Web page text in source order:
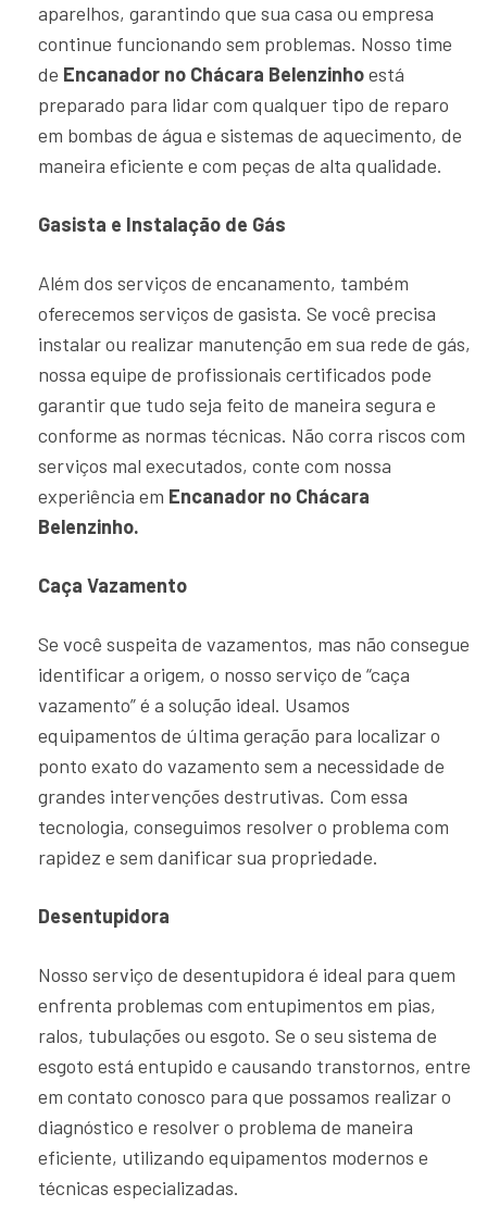
aparelhos, garantindo que sua casa ou empresa
continue funcionando sem problemas. Nosso time
de Encanador no Chácara Belenzinhoestá
preparado para lidar com qualquer tipo de reparo
em bombas de água e sistemas de aquecimento, de
maneira eficiente e com peças de alta qualidade.
Gasista e Instalação de Gás
Além dos serviços de encanamento, também
oferecemos serviços de gasista. Se você precisa
instalar ou realizar manutenção em sua rede de gás,
nossa equipe de profissionais certificados pode
garantir que tudo seja feito de maneira segura e
conforme as normas técnicas. Não corra riscos com
serviços mal executados, conte com nossa
experiência em Encanador no Chácara
Belenzinho.
Caça Vazamento
Se você suspeita de vazamentos, mas não consegue
identificar a origem, o nosso serviço de “caça
vazamento” é a solução ideal. Usamos
equipamentos de última geração para localizar o
ponto exato do vazamento sem a necessidade de
grandes intervenções destrutivas. Com essa
tecnologia, conseguimos resolver o problema com
rapidez e sem danificar sua propriedade.
Desentupidora
Nosso serviço de desentupidora é ideal para quem
enfrenta problemas com entupimentos em pias,
ralos, tubulações ou esgoto. Se o seu sistema de
esgoto está entupido e causando transtornos, entre
em contato conosco para que possamos realizar o
diagnóstico e resolver o problema de maneira
eficiente, utilizando equipamentos modernos e
técnicas especializadas.